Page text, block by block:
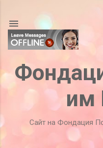
Пропускане към
им
Сайт на Фондация